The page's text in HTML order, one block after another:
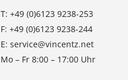
T:+49 (0)6123 9238-253
F:+49 (0)6123 9238-244
E:service@vincentz.net
Mo – Fr 8:00 – 17:00 Uhr